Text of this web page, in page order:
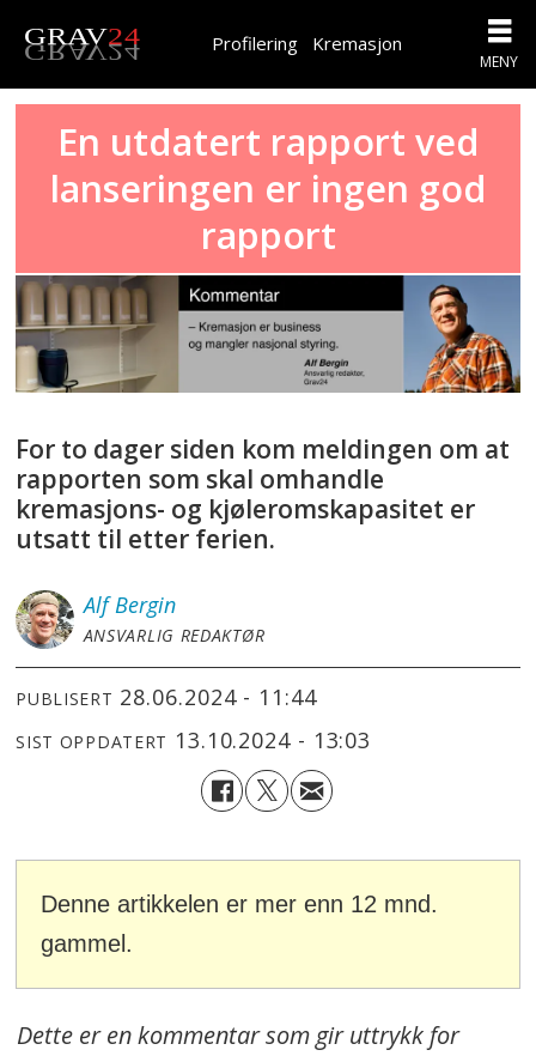
Profilering Kremasjon
En utdatert rapport ved
lanseringen er ingen god
rapport
For to dager siden kom meldingen om at
rapporten som skal omhandle
kremasjons- og kjøleromskapasitet er
utsatt til etter ferien.
Alf Bergin
ANSVARLIG REDAKTØR
PUBLISERT 28.06.2024 - 11:44
SIST OPPDATERT 13.10.2024 - 13:03
Denne artikkelen er mer enn 12 mnd.
gammel.
Dette er en kommentar som gir uttrykk for